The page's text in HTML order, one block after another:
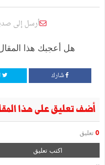
أرسل إلى
هل أعجبك هذا
شارك
أضف تعليق على هذا
0 تعليق
اكتب تعليق